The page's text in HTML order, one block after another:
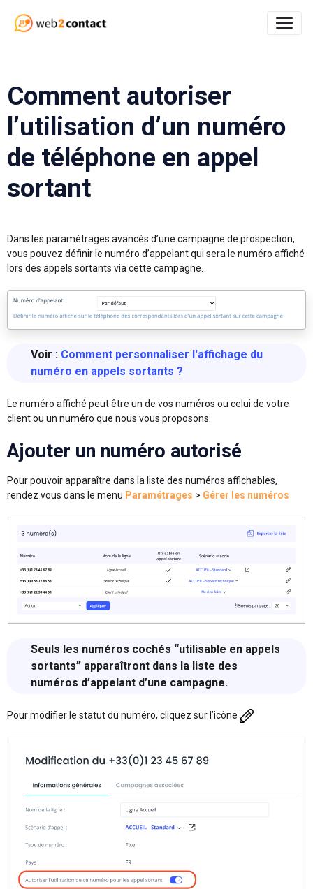
Comment autoriser
l’utilisation d’un numéro
de téléphone en appel
sortant
Dans les paramétrages avancés d’une campagne de prospection,
vous pouvez définir le numéro d’appelant qui sera le numéro affiché
lors des appels sortants via cette campagne.
Voir : Comment personnaliser l'affichage du
numéro en appels sortants ?
Le numéro affiché peut être un de vos numéros ou celui de votre
client ou un numéro que nous vous proposons.
Ajouter un numéro autorisé
Pour pouvoir apparaître dans la liste des numéros affichables,
rendez vous dans le menu Paramétrages > Gérer les numéros
Seuls les numéros cochés “utilisable en appels
sortants” apparaîtront dans la liste des
numéros d’appelant d’une campagne.
Pour modifier le statut du numéro, cliquez sur l’icône